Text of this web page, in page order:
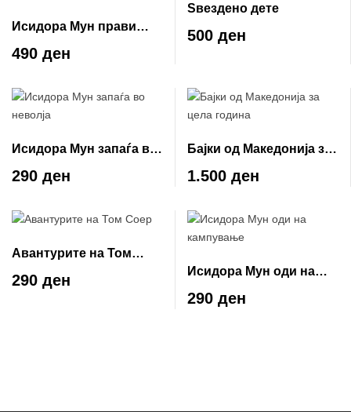
Исидора Мун прави
зимска магија
490 ден
Ѕвездено дете
500 ден
Исидора Мун запаѓа во
неволја
290 ден
Бајки од Македонија за
цела година
1.500 ден
Авантурите на Том
Соер
290 ден
Исидора Мун оди на
кампување
290 ден